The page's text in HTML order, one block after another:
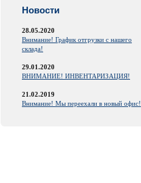
Новости
28.05.2020
Внимание! График отгрузки с нашего
склада!
29.01.2020
ВНИМАНИЕ! ИНВЕНТАРИЗАЦИЯ!
21.02.2019
Внимание! Мы переехали в новый офис!